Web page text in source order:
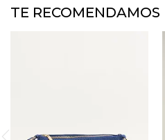
TE RECOMENDAMOS